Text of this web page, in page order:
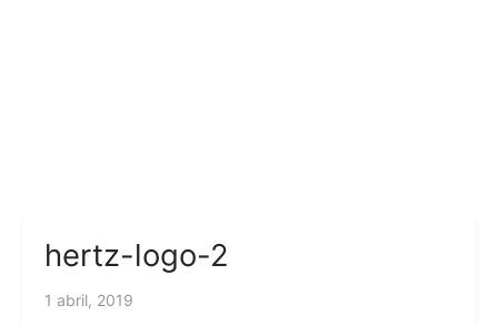
hertz-logo-2
1 abril, 2019